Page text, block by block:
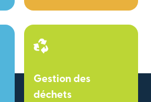
Gestion des
déchets